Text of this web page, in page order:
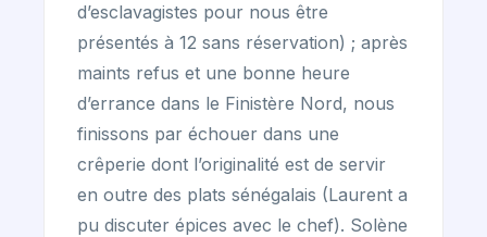
d’esclavagistes pour nous être
présentés à 12 sans réservation) ; après
maints refus et une bonne heure
d’errance dans le Finistère Nord, nous
finissons par échouer dans une
crêperie dont l’originalité est de servir
en outre des plats sénégalais (Laurent a
pu discuter épices avec le chef). Solène